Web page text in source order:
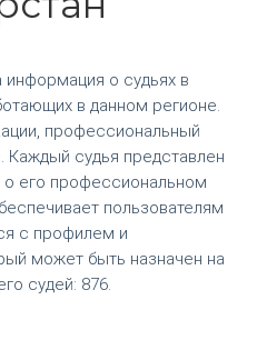
информация о судьях в
в данном регионе.
профессиональный
Каждый судья представлен
его профессиональном
пользователям
с профилем и
может быть назначен на
судей: 876.